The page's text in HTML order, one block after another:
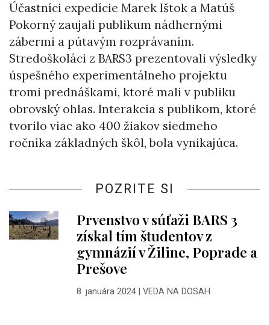
Účastníci expedície Marek Ištok a Matúš
Pokorný zaujali publikum nádhernými
zábermi a pútavým rozprávaním.
Stredoškoláci z BARS3 prezentovali výsledky
úspešného experimentálneho projektu
tromi prednáškami, ktoré mali v publiku
obrovský ohlas. Interakcia s publikom, ktoré
tvorilo viac ako 400 žiakov siedmeho
ročníka základných škôl, bola vynikajúca.
POZRITE SI
Prvenstvo v súťaži BARS 3
získal tím študentov z
gymnázií v Žiline, Poprade a
Prešove
8. januára 2024| VEDA NA DOSAH